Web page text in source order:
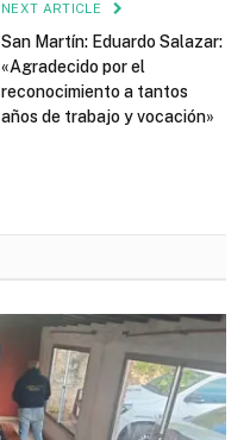
NEXT ARTICLE
San Martín: Eduardo Salazar:
«Agradecido por el
reconocimiento a tantos
años de trabajo y vocación»